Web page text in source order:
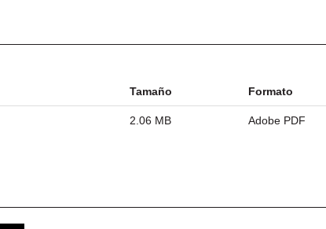
Tamaño Formato
2.06 MB Adobe PDF